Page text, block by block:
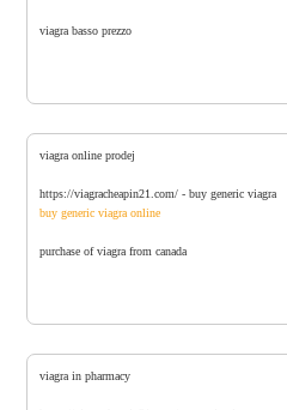
viagra basso prezzo
viagra online prodej
https://viagracheapin21.com/ - buy generic viagra
buy generic viagra online
purchase of viagra from canada
viagra in pharmacy